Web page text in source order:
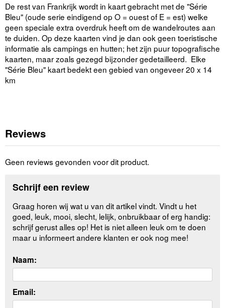
De rest van Frankrijk wordt in kaart gebracht met de "Série
Bleu" (oude serie eindigend op O = ouest of E = est) welke
geen speciale extra overdruk heeft om de wandelroutes aan
te duiden. Op deze kaarten vind je dan ook geen toeristische
informatie als campings en hutten; het zijn puur topografische
kaarten, maar zoals gezegd bijzonder gedetailleerd. Elke
"Série Bleu" kaart bedekt een gebied van ongeveer 20 x 14
km
Reviews
Geen reviews gevonden voor dit product.
Schrijf een review
Graag horen wij wat u van dit artikel vindt. Vindt u het
goed, leuk, mooi, slecht, lelijk, onbruikbaar of erg handig:
schrijf gerust alles op! Het is niet alleen leuk om te doen
maar u informeert andere klanten er ook nog mee!
Naam:
Email: